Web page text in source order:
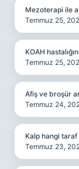
Mezoterapi ile
Temmuz 25,
KOAH
Temmuz 25,
Afiş ve broşür
Temmuz 24,
Kalp hangi
Temmuz 23,